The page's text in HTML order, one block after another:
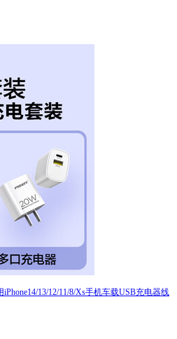
13/12/11/8/Xs手机车载USB充电器线